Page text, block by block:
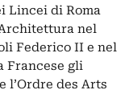
Lincei di Roma
nel
Federico II e nel
Francese gli
l’Ordre des Arts